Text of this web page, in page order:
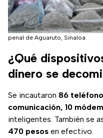
penal de Aguaruto, Sinaloa
¿Qué
dinero se
Se incautaron 86
comunicación, 10
inteligentes. También se
470 pesos en efectivo.